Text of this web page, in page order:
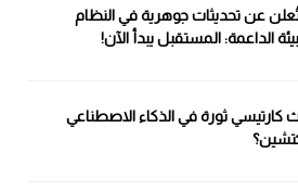
عن تحديثات جوهرية في النظام
الداعمة: المستقبل يبدأ الآن!
كارتيسي ثورة في الذكاء الاصطناعي